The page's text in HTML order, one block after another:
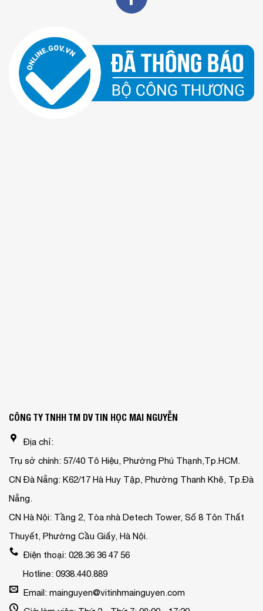
CÔNG TY TNHH TM DV TIN HỌC MAI NGUYỄN
Địa chỉ:
Trụ sở chính: 57/40 Tô Hiệu, Phường Phú Thạnh,Tp.HCM.
CN Đà Nẵng: K62/17 Hà Huy Tập, Phường Thanh Khê, Tp.Đà
Nẵng.
CN Hà Nội: Tầng 2, Tòa nhà Detech Tower, Số 8 Tôn Thất
Thuyết, Phường Cầu Giấy, Hà Nội.
Điện thoại: 028.36 36 47 56
Hotline: 0938.440.889
Email: mainguyen@vitinhmainguyen.com